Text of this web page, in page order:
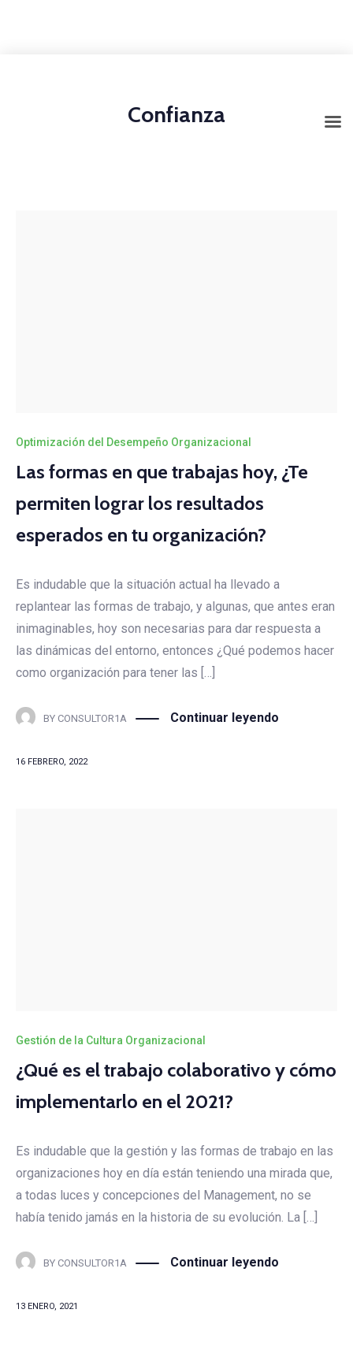
Confianza
Optimización del Desempeño Organizacional
Las formas en que trabajas hoy, ¿Te
permiten lograr los resultados
esperados en tu organización?
Es indudable que la situación actual ha llevado a
replantear las formas de trabajo, y algunas, que antes eran
inimaginables, hoy son necesarias para dar respuesta a
las dinámicas del entorno, entonces ¿Qué podemos hacer
como organización para tener las […]
BY CONSULTOR1A Continuar leyendo
16 FEBRERO, 2022
Gestión de la Cultura Organizacional
¿Qué es el trabajo colaborativo y cómo
implementarlo en el 2021?
Es indudable que la gestión y las formas de trabajo en las
organizaciones hoy en día están teniendo una mirada que,
a todas luces y concepciones del Management, no se
había tenido jamás en la historia de su evolución. La […]
BY CONSULTOR1A Continuar leyendo
13 ENERO, 2021